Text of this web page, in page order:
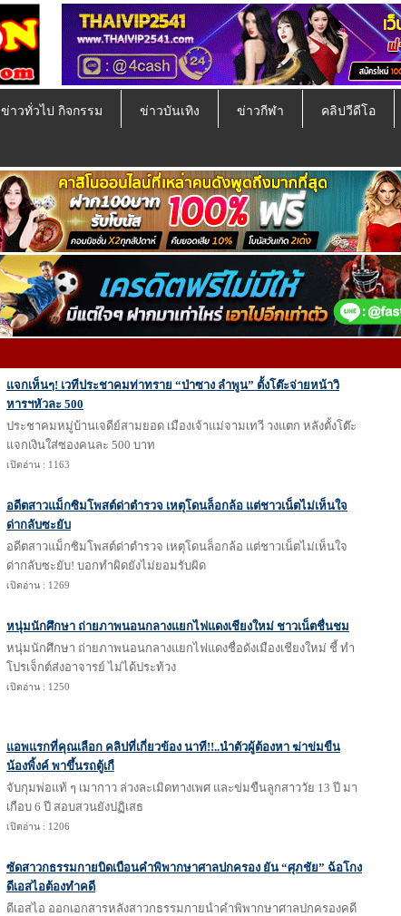
ข่าวทั่วไป กิจกรรม ข่าวบันเทิง ข่าวกีฬา คลิปวีดีโอ
แจกเห็นๆ! เวทีประชาคมท่าทราย “ป่าซาง ลำพูน” ตั้งโต๊ะจ่ายหน้าวิ
หารฯหัวละ 500
ประชาคมหมู่บ้านเจดีย์สามยอด เมืองเจ้าแม่จามเทวี วงแตก หลังตั้งโต๊ะ
แจกเงินใส่ซองคนละ 500 บาท
เปิดอ่าน : 1163
อดีตสาวแม็กซิมโพสต์ด่าตำรวจ เหตุโดนล็อกล้อ แต่ชาวเน็ตไม่เห็นใจ
ด่ากลับซะยับ
อดีตสาวแม็กซิมโพสต์ด่าตำรวจ เหตุโดนล็อกล้อ แต่ชาวเน็ตไม่เห็นใจ
ด่ากลับซะยับ! บอกทำผิดยังไม่ยอมรับผิด
เปิดอ่าน : 1269
หนุ่มนักศึกษา ถ่ายภาพนอนกลางแยกไฟแดงเชียงใหม่ ชาวเน็ตชื่นชม
หนุ่มนักศึกษา ถ่ายภาพนอนกลางแยกไฟแดงชื่อดังเมืองเชียงใหม่ ชี้ ทำ
โปรเจ็กต์ส่งอาจารย์ ไม่ได้ประท้วง
เปิดอ่าน : 1250
แอพแรกที่คุณเลือก คลิปที่เกี่ยวข้อง นาที!!..นำตัวผู้ต้องหา ฆ่าข่มขืน
น้องพิ้งค์ พาขึ้นรถตู้เกื
จับกุมพ่อแท้ ๆ เมากาว ล่วงละเมิดทางเพศ และข่มขืนลูกสาววัย 13 ปี มา
เกือบ 6 ปี สอบสวนยังปฏิเสธ
เปิดอ่าน : 1206
ซัดสาวกธรรมกายบิดเบือนคำพิพากษาศาลปกครอง ยัน “ศุภชัย” ฉ้อโกง
ดีเอสไอต้องทำคดี
ดีเอสไอ ออกเอกสารหลังสาวกธรรมกายนำคำพิพากษาศาลปกครองคดี